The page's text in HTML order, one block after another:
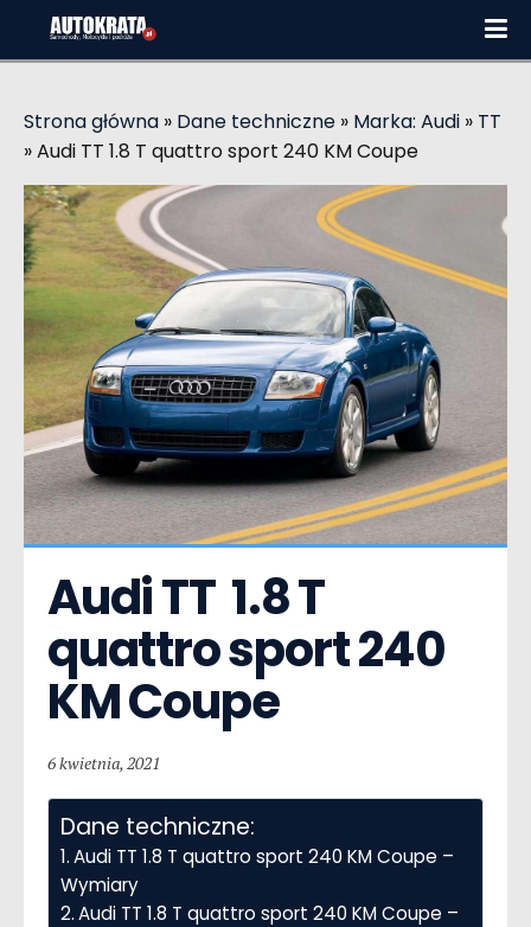
Strona główna » Dane techniczne » Marka: Audi » TT
»Audi TT 1.8 T quattro sport 240 KM Coupe
Audi TT  1.8 T
quattro sport 240
KM Coupe
6 kwietnia, 2021
Dane techniczne:
Audi TT 1.8 T quattro sport 240 KM Coupe –
Wymiary
Audi TT 1.8 T quattro sport 240 KM Coupe –